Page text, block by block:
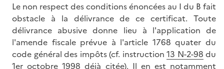
Le non respect des conditions énoncées au I du B fait
obstacle à la délivrance de ce certificat. Toute
délivrance abusive donne lieu à l'application de
l'amende fiscale prévue à l'article 1768 quater du
code général des impôts (cf. instruction 13 N-2-98 du
1er octobre 1998 déjà citée). Il en est notamment